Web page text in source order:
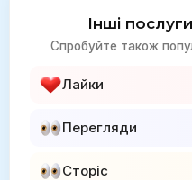
Інші
Спробуйте також
Лайки
Перегляди
Сторіс